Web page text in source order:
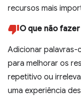
recursos mais
O que não fazer
Adicionar palavras-
para melhorar os
repetitivo ou
uma experiência